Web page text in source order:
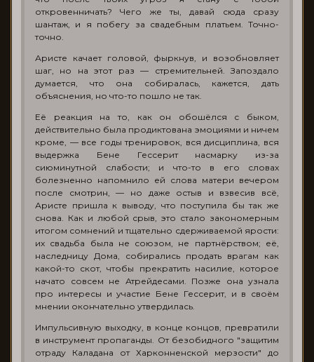
откровенничать? Чего же ты, давай сюда сразу
шантаж, и я побегу за свадебным платьем. Точно-
точно.
Аристе качает головой, фыркнув, и возобновляет
шаг, но на этот раз — стремительней. Запоздало
думается, что она собиралась, кажется, дать
объяснения, но что-то пошло не так.
Её реакция на то, как он обошёлся с быком,
действительно была продиктована эмоциями и ничем
кроме, — все годы тренировок, вся дисциплина, вся
выдержка Бене Гессерит насмарку из-за
сиюминутной слабости; и что-то в его словах
болезненно напомнило ей слова матери вечером
после смотрин, — но даже остыв и взвесив всё,
Аристе пришла к выводу, что поступила бы так же
снова. Как и любой срыв, это стало закономерным
итогом сомнений и тщательно сдерживаемой ярости:
их свадьба была не союзом, не партнёрством; её,
наследницу Дома, собирались продать врагам как
какой-то скот, чтобы прекратить насилие, которое
начато совсем не Атрейдесами. Позже она узнала
про интересы и участие Бене Гессерит, и в своём
мнении окончательно утвердилась.
Импульсивную выходку, в конце концов, превратили
в инструмент пропаганды. От безобидного "защитим
отраду Каладана от Харконненской мерзости" до